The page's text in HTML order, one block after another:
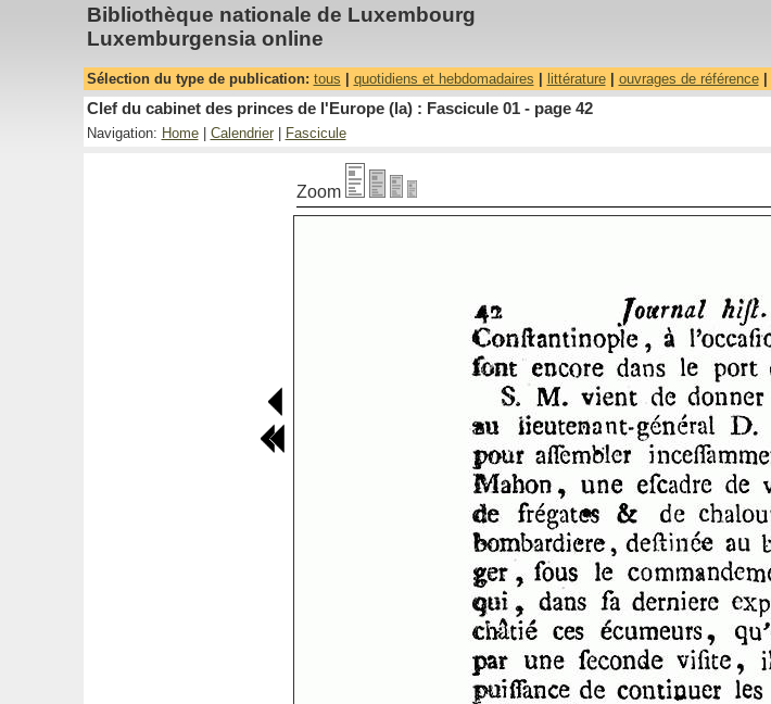
Bibliothèque nationale de Luxembourg
Luxemburgensia online
Sélection du type de publication: tous quotidiens et hebdomadaires littérature| ouvrages de référence|
Clef du cabinet des princes de l'Europe (la) : Fascicule 01 - page 42
Navigation: Home| Calendrier| Fascicule
Zoom